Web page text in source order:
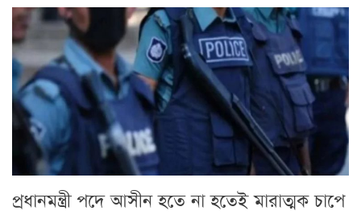
প্রধানমন্ত্রী পদে আসীন হতে না হতেই মারাত্মক চাপে